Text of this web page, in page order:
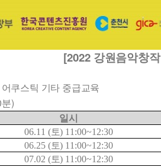
[2022 강원음악창
쿠스틱 기타 중급교육
분)
일시
06.11 (토) 11:00~12:30
06.25 (토) 11:00~12:30
07.02 (토) 11:00~12:30